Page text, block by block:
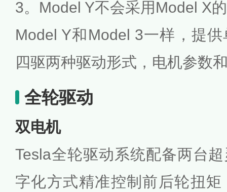
3。Model Y不会采用Model X
Model Y和Model 3一样，提
四驱两种驱动形式，电机参数
全轮驱动
双电机
Tesla全轮驱动系统配备两台
字化方式精准控制前后轮扭